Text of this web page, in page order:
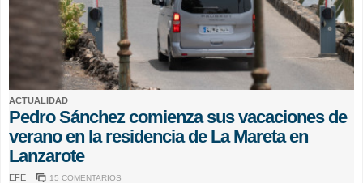
ACTUALIDAD
Pedro Sánchez comienza sus vacaciones de
verano en la residencia de La Mareta en
Lanzarote
EFE 15 COMENTARIOS